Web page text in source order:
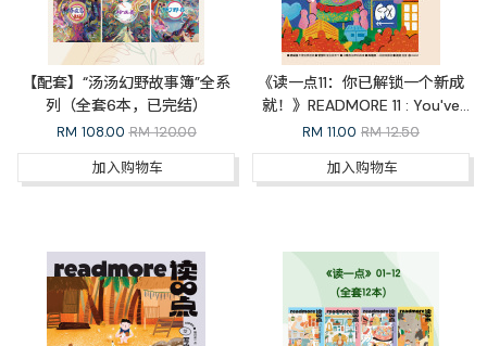
【配套】“汤汤幻野故事簿”全系
列（全套6本，已完结）
RM 108.00 RM 120.00
加入购物车
《读一点11：你已解锁一个新成
就！》READMORE 11 : You've
Unlocked a New Achievement!
RM 11.00 RM 12.50
加入购物车